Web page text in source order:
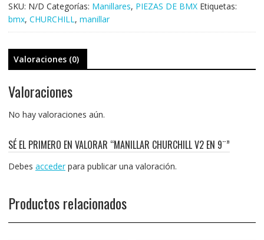
9¨
cantidad
SKU: N/D Categorías: Manillares, PIEZAS DE BMX Etiquetas:
bmx, CHURCHILL, manillar
Valoraciones (0)
Valoraciones
No hay valoraciones aún.
SÉ EL PRIMERO EN VALORAR “MANILLAR CHURCHILL V2 EN 9¨”
Debes accederpara publicar una valoración.
Productos relacionados